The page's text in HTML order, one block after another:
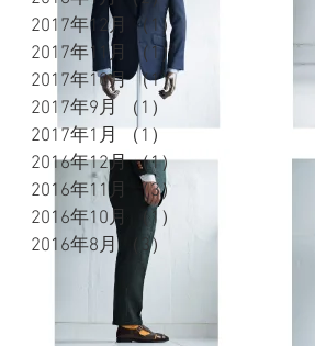
2017年12月
（1）1件の記事
2017年11月
（1）1件の記事
2017年10月 （1）
2017年9月
（1）
2017年1月
（1）
2016年12月 （1）1件の記事
2016年11月
（3）
2016年10月
（1）
2016年8月
（3）